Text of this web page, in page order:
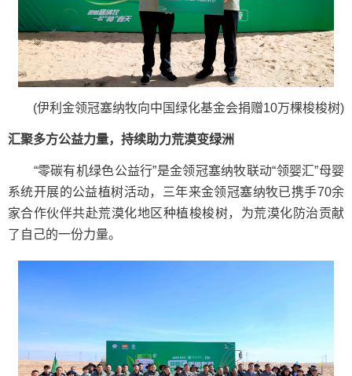
(伊利金领冠塞纳牧向中国绿化基金会捐赠10万棵梭梭树)
汇聚多方公益力量，持续助力荒漠变绿洲
“零碳有机绿色公益行”是金领冠塞纳牧联动“领婴汇”母婴
系统开展的公益植树活动，三年来金领冠塞纳牧已携手70余
家合作伙伴共赴荒漠化地区种植梭梭树，为荒漠化防治贡献
了自己的一份力量。